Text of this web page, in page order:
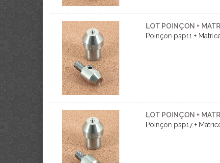
LOT POINÇON +
Poinçon psp11 +
LOT POINÇON +
Poinçon psp17 +